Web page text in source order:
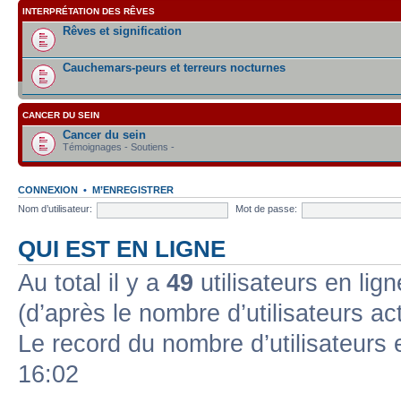
INTERPRÉTATION DES RÊVES
Rêves et signification
Cauchemars-peurs et terreurs nocturnes
CANCER DU SEIN
Cancer du sein
Témoignages - Soutiens -
CONNEXION • M’ENREGISTRER
Nom d’utilisateur:
Mot de passe:
QUI EST EN LIGNE
Au total il y a 49 utilisateurs en
(d’après le nombre d’utilisateurs
Le record du nombre
16:02